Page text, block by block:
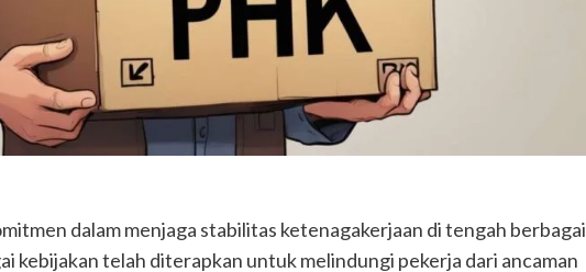
dalam menjaga stabilitas ketenagakerjaan di tengah berbagai
kebijakan telah diterapkan untuk melindungi pekerja dari ancaman